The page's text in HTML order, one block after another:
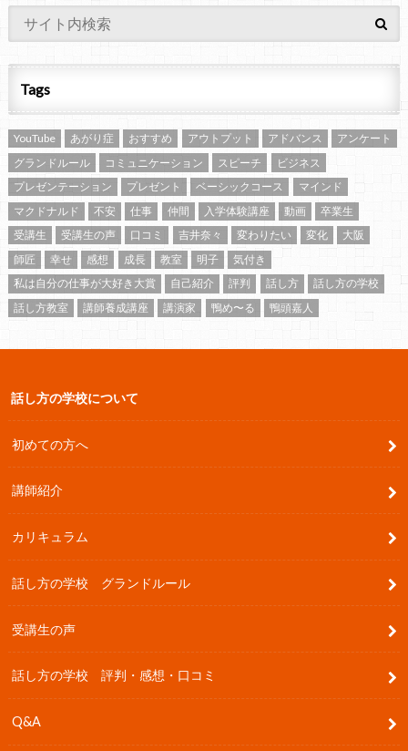
Tags
YouTube あがり症 おすすめ アウトプット アドバンス
アンケート
グランドルール
コミュニケーション スピーチ
ビジネス
プレゼンテーション
プレゼント ベーシックコース
マインド
マクドナルド
不安 仕事 仲間 入学体験講座 動画
卒業生
受講生
受講生の声 口コミ 吉井奈々 変わりたい 変化
大阪
師匠
幸せ 感想 成長 教室 明子
気付き
私は自分の仕事が大好き大賞
自己紹介 評判 話し方
話し方の学校
話し方教室
講師養成講座 講演家 鴨め〜る 鴨頭嘉人
話し方の学校について
初めての方へ
講師紹介
カリキュラム
話し方の学校 グランドルール
受講生の声
話し方の学校 評判・感想・口コミ
Q&A